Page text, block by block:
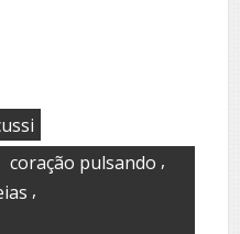
coração pulsando ,
,